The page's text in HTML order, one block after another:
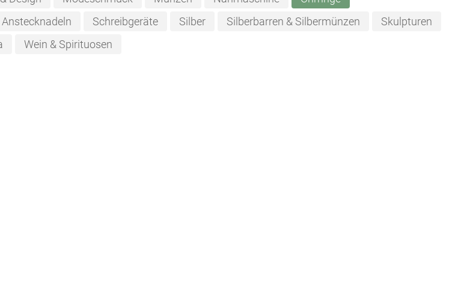
Anstecknadeln Schreibgeräte Silber Silberbarren & Silbermünzen
Skulpturen
Wein & Spirituosen